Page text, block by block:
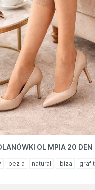
OLIMPIA 20 DEN
beż a natural ibiza grafit